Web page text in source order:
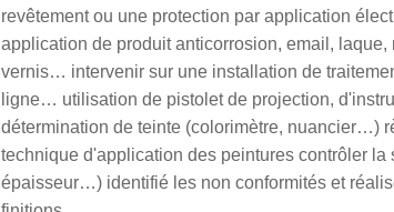
revêtement ou une protection par application
application de produit anticorrosion, email,
vernis… intervenir sur une installation de
ligne… utilisation de pistolet de projection,
détermination de teinte (colorimètre, nuancier…)
technique d'application des peintures contrôler la
épaisseur…) identifié les non conformités et